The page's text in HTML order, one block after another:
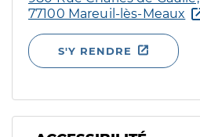
77100 Mareuil-lès-Meaux
S'Y RENDRE